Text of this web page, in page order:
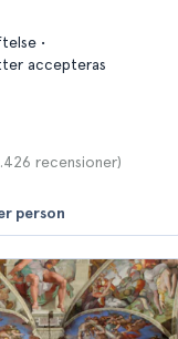
accepteras
recensioner)
person